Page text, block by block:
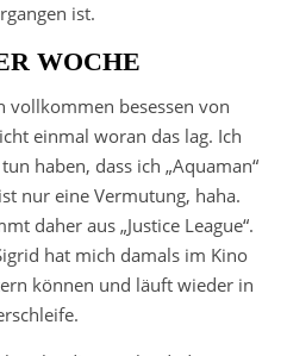
ist.
WOCHE
vollkommen besessen von
einmal woran das lag. Ich
haben, dass ich „Aquaman“
nur eine Vermutung, haha.
daher aus „Justice League“.
hat mich damals im Kino
können und läuft wieder in